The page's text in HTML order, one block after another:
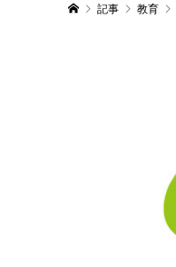
記事 教育